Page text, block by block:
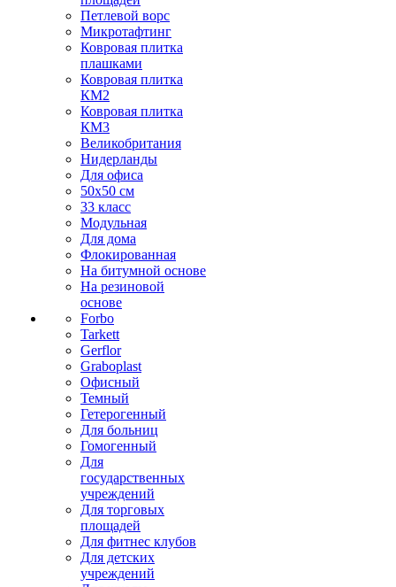
Петлевой ворс
Микротафтинг
Ковровая плитка
плашками
Ковровая плитка
КМ2
Ковровая плитка
КМ3
Великобритания
Нидерланды
Для офиса
50х50 см
33 класс
Модульная
Для дома
Флокированная
На битумной основе
На резиновой
основе
Forbo
Tarkett
Gerflor
Graboplast
Офисный
Темный
Гетерогенный
Для больниц
Гомогенный
Для
государственных
учреждений
Для торговых
площадей
Для фитнес клубов
Для детских
учреждений